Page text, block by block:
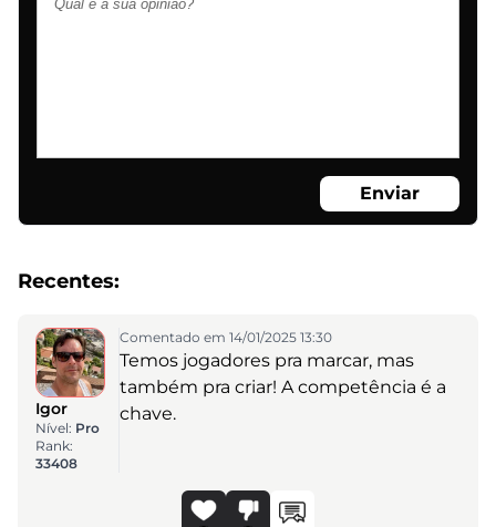
Enviar
Recentes:
Igor
Nível: Pro
Rank:
33408
Comentado em 14/01/2025 13:30
Temos jogadores pra marcar, mas
também pra criar! A competência é a
chave.